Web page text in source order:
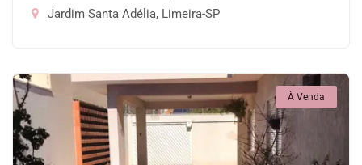
Jardim Santa Adélia, Limeira-SP
À Venda